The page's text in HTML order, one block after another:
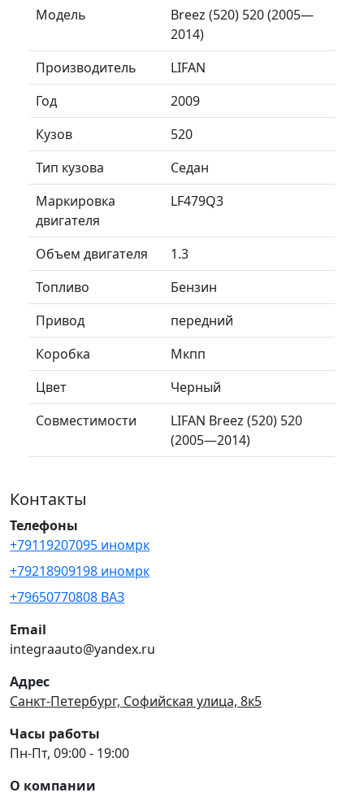
Модель
Breez (520) 520 (2005—
2014)
Производитель
LIFAN
Год
2009
Кузов
520
Тип кузова
Седан
Маркировка
двигателя
LF479Q3
Объем двигателя
1.3
Топливо
Бензин
Привод
передний
Коробка
Мкпп
Цвет
Черный
Совместимости
LIFAN Breez (520) 520
(2005—2014)
Контакты
Телефоны
+79119207095 иномрк
+79218909198 иномрк
+79650770808 ВАЗ
Email
integraauto@yandex.ru
Адрес
Санкт-Петербург, Софийская улица, 8к5
Часы работы
Пн-Пт, 09:00 - 19:00
О компании